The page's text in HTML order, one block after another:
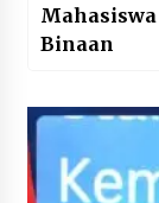
Binaan